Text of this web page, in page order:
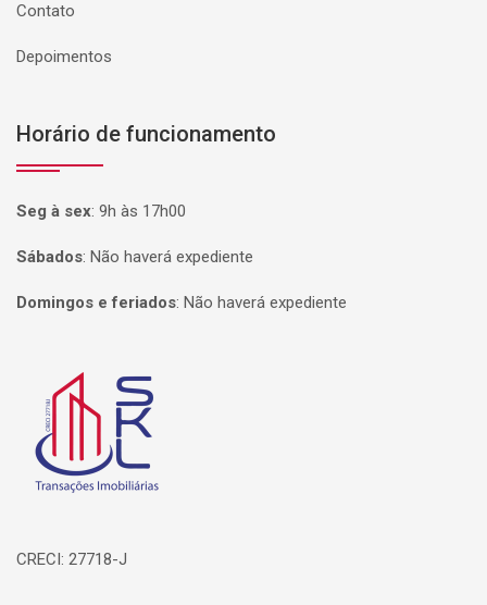
Contato
Depoimentos
Horário de funcionamento
Seg à sex: 9h às 17h00
Sábados: Não haverá expediente
Domingos e feriados: Não haverá expediente
Página inicial
CRECI: 27718-J